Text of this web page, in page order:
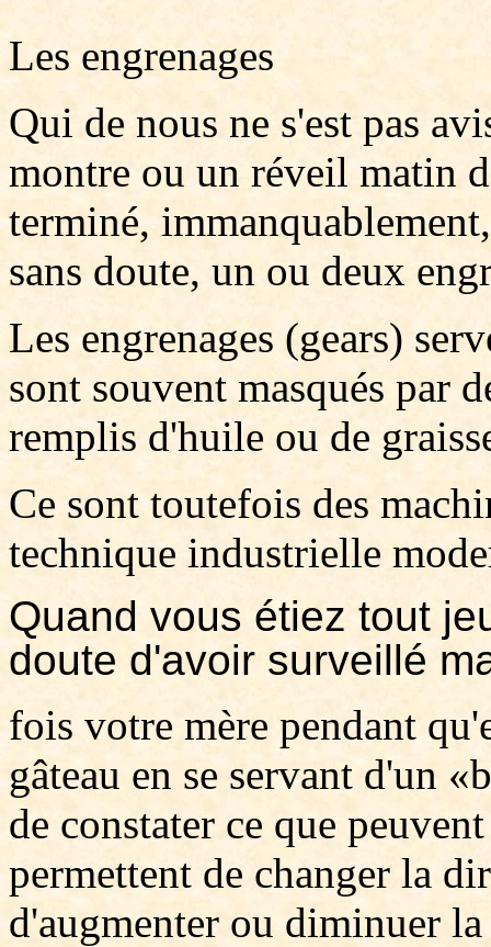
Les engrenages
Qui de nous ne s'est pas
montre ou un réveil matin
terminé,
sans doute, un ou deux
Les engrenages (gears)
sont souvent masqués par
remplis d'huile ou de
Ce sont toutefois des
technique industrielle
Quand vous étiez tout
doute d'avoir surveillé
fois votre mère pendant
gâteau en se servant d'un
de constater ce que
permettent de changer la
d'augmenter ou diminuer